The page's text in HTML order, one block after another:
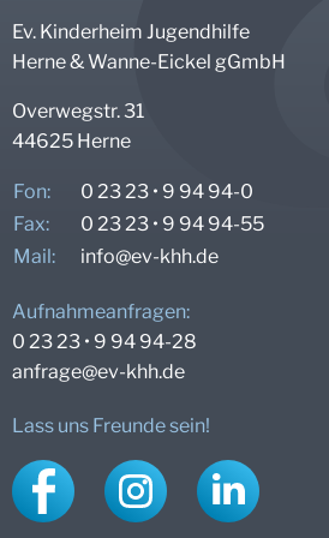
Ev. Kinderheim Jugendhilfe
Herne & Wanne-Eickel gGmbH
Overwegstr. 31
44625 Herne
Fon:
0 23 23 • 9 94 94-0
Fax:
0 23 23 • 9 94 94-55
Mail:
info@ev-khh.de
Aufnahmeanfragen:
0 23 23 • 9 94 94-28
anfrage@ev-khh.de
Lass uns Freunde sein!